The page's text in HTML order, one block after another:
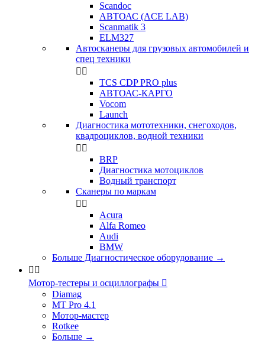
Scandoc
АВТОАС (ACE LAB)
Scanmatik 3
ELM327
Автосканеры для грузовых автомобилей и
спец техники
 
TCS CDP PRO plus
АВТОАС-КАРГО
Vocom
Launch
Диагностика мототехники, снегоходов,
квадроциклов, водной техники
 
BRP
Диагностика мотоциклов
Водный транспорт
Сканеры по маркам
 
Acura
Alfa Romeo
Audi
BMW
Больше Диагностическое оборудование →
 
Мотор-тестеры и осциллографы 
Diamag
MT Pro 4.1
Мотор-мастер
Rotkee
Больше →